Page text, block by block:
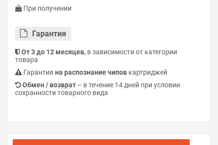
При получении
Гарантия
От 3 до 12 месяцев, в зависимости от категории
товара
Гарантия на распознание чипов картриджей
Обмен / возврат – в течение 14 дней при условии
сохранности товарного вида